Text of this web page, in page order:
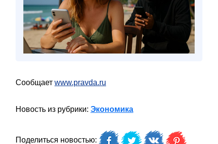
Сообщает www.pravda.ru
Новость из рубрики: Экономика
Поделиться новостью: